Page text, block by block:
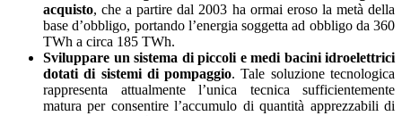
acquisto, che a partire dal 2003 ha ormai eroso la metà della
base d’obbligo, portando l’energia soggetta ad obbligo da 360
TWh a circa 185 TWh.
Sviluppare un sistema di piccoli e medi bacini idroelettrici
dotati di sistemi di pompaggio. Tale soluzione tecnologica
rappresenta attualmente l’unica tecnica sufficientemente
matura per consentire l’accumulo di quantità apprezzabili di